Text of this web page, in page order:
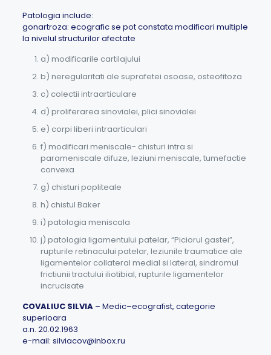
Patologia include:
gonartroza: ecografic se pot constata modificari multiple
la nivelul structurilor afectate
a) modificarile cartilajului
b) neregularitati ale suprafetei osoase, osteofitoza
c) colectii intraarticulare
d) proliferarea sinovialei, plici sinovialei
e) corpi liberi intraarticulari
f) modificari meniscale- chisturi intra si
parameniscale difuze, leziuni meniscale, tumefactie
convexa
g) chisturi popliteale
h) chistul Baker
i) patologia meniscala
j) patologia ligamentului patelar, “Piciorul gastei”,
rupturile retinacului patelar, leziunile traumatice ale
ligamentelor collateral medial si lateral, sindromul
frictiunii tractului iliotibial, rupturile ligamentelor
incrucisate
COVALIUC SILVIA– Medic–ecografist, categorie
superioara
a.n. 20.02.1963
e-mail: silviacov@inbox.ru